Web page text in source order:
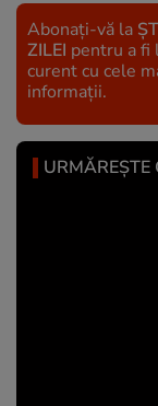
Abonați-vă la
ZILEI pentru a fi
curent cu cele
informații.
URMĂREȘTE